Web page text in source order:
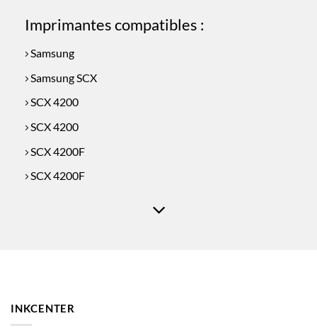
Imprimantes compatibles :
Samsung
Samsung SCX
SCX 4200
SCX 4200
SCX 4200F
SCX 4200F
INKCENTER